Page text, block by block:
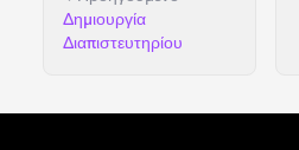
Δημιουργία
Διαπιστευτηρίου